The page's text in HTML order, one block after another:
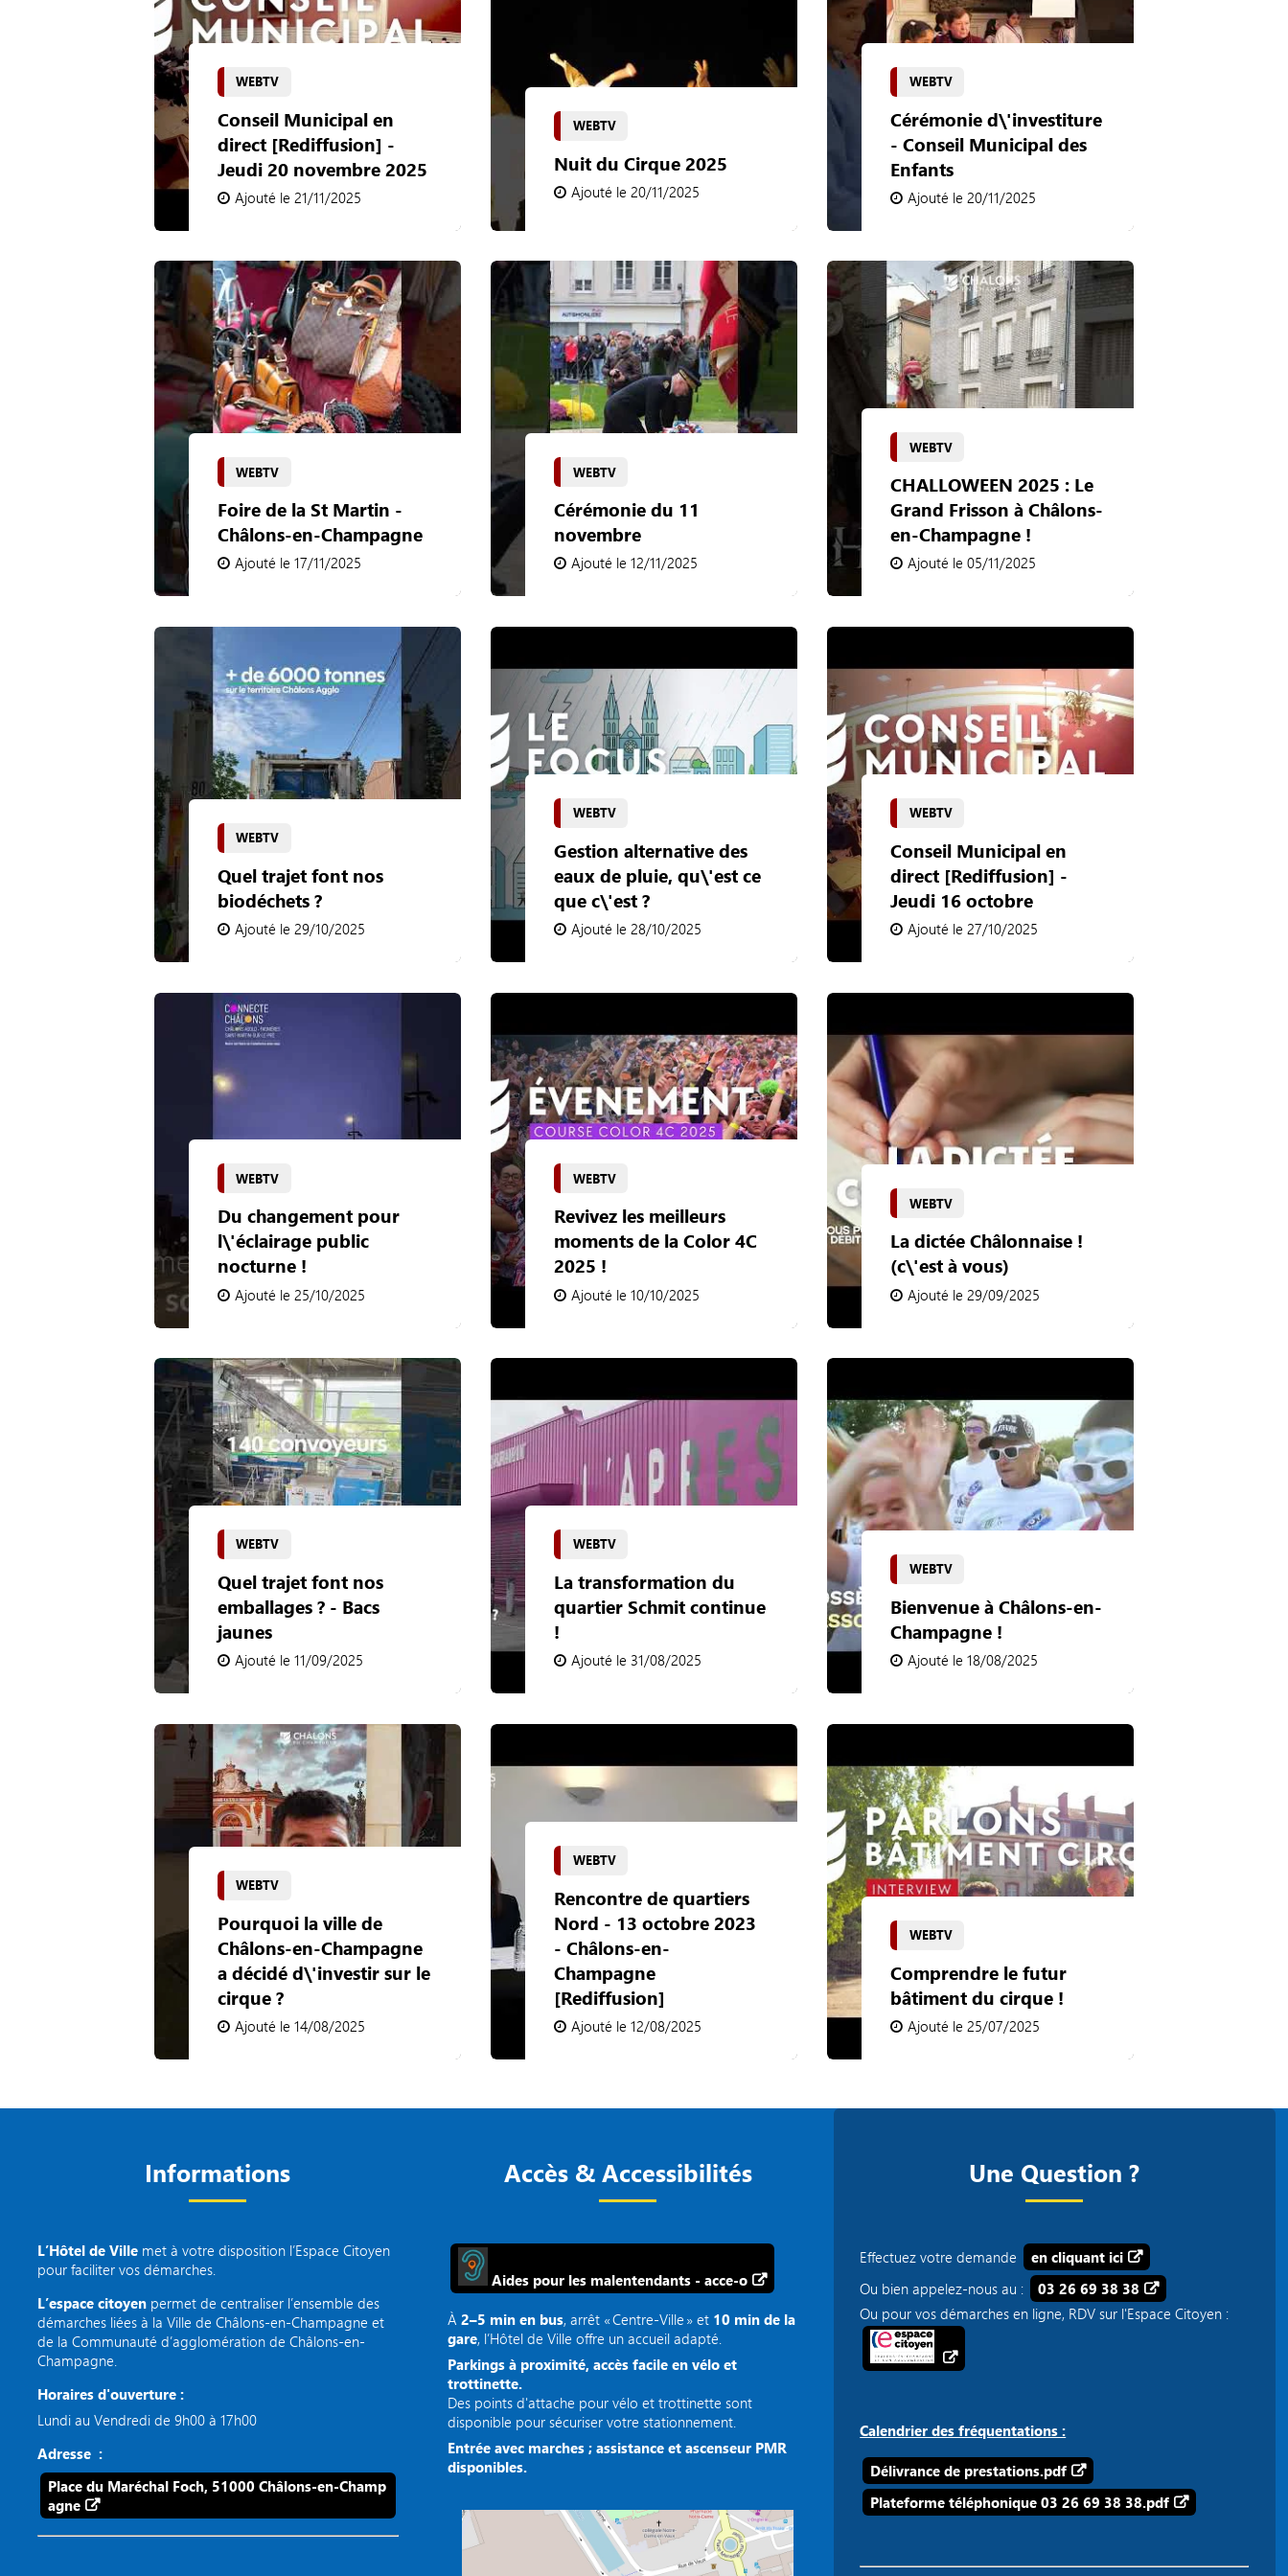
WEBTV
Conseil Municipal en
direct [Rediffusion] -
Jeudi 20 novembre 2025
Ajouté le 21/11/2025
WEBTV
Nuit du Cirque 2025
Ajouté le 20/11/2025
WEBTV
Cérémonie d\'investiture
- Conseil Municipal des
Enfants
Ajouté le 20/11/2025
WEBTV
Foire de la St Martin -
Châlons-en-Champagne
Ajouté le 17/11/2025
WEBTV
Cérémonie du 11
novembre
Ajouté le 12/11/2025
WEBTV
CHALLOWEEN 2025 : Le
Grand Frisson à Châlons-
en-Champagne !
Ajouté le 05/11/2025
WEBTV
Quel trajet font nos
biodéchets ?
Ajouté le 29/10/2025
WEBTV
Gestion alternative des
eaux de pluie, qu\'est ce
que c\'est ?
Ajouté le 28/10/2025
WEBTV
Conseil Municipal en
direct [Rediffusion] -
Jeudi 16 octobre
Ajouté le 27/10/2025
WEBTV
Du changement pour
l\'éclairage public
nocturne !
Ajouté le 25/10/2025
WEBTV
Revivez les meilleurs
moments de la Color 4C
2025 !
Ajouté le 10/10/2025
WEBTV
La dictée Châlonnaise !
(c\'est à vous)
Ajouté le 29/09/2025
WEBTV
Quel trajet font nos
emballages ? - Bacs
jaunes
Ajouté le 11/09/2025
WEBTV
La transformation du
quartier Schmit continue
!
Ajouté le 31/08/2025
WEBTV
Bienvenue à Châlons-en-
Champagne !
Ajouté le 18/08/2025
WEBTV
Pourquoi la ville de
Châlons-en-Champagne
a décidé d\'investir sur le
cirque ?
Ajouté le 14/08/2025
WEBTV
Rencontre de quartiers
Nord - 13 octobre 2023
- Châlons-en-
Champagne
[Rediffusion]
Ajouté le 12/08/2025
WEBTV
Comprendre le futur
bâtiment du cirque !
Ajouté le 25/07/2025
Informations
L’Hôtel de Ville met à votre disposition l’Espace Citoyen
pour faciliter vos démarches.
L’espace citoyen permet de centraliser l’ensemble des
démarches liées à la Ville de Châlons-en-Champagne et
de la Communauté d’agglomération de Châlons-en-
Champagne.
Horaires d'ouverture :
Lundi au Vendredi de 9h00 à 17h00
Adresse :
Place du Maréchal Foch, 51000 Châlons-en-Champ
agne
Accès & Accessibilités
Aides pour les malentendants - acce-o
À2–5 min en bus, arrêt « Centre‑Ville » et 10 min de la
gare, l’Hôtel de Ville offre un accueil adapté.
Parkings à proximité, accès facile en vélo et
trottinette.
Des points d'attache pour vélo et trottinette sont
disponible pour sécuriser votre stationnement.
Entrée avec marches ; assistance et ascenseur PMR
disponibles.
Une Question ?
Effectuez votre demande
en cliquant ici
Ou bien appelez-nous au :
03 26 69 38 38
Ou pour vos démarches en ligne, RDV sur l'Espace Citoyen :
Calendrier des fréquentations :
Délivrance de prestations.pdf
Plateforme téléphonique 03 26 69 38 38.pdf